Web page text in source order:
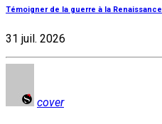
Témoigner de la guerre à la Renaissance
31 juil. 2026
cover